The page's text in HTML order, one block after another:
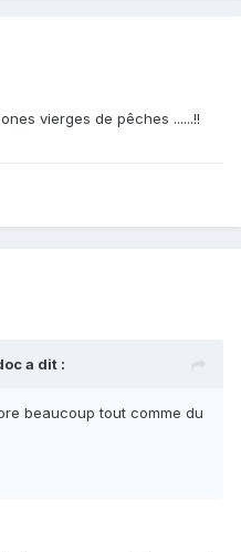
vierges de pêches ......!!
a dit :
beaucoup tout comme du